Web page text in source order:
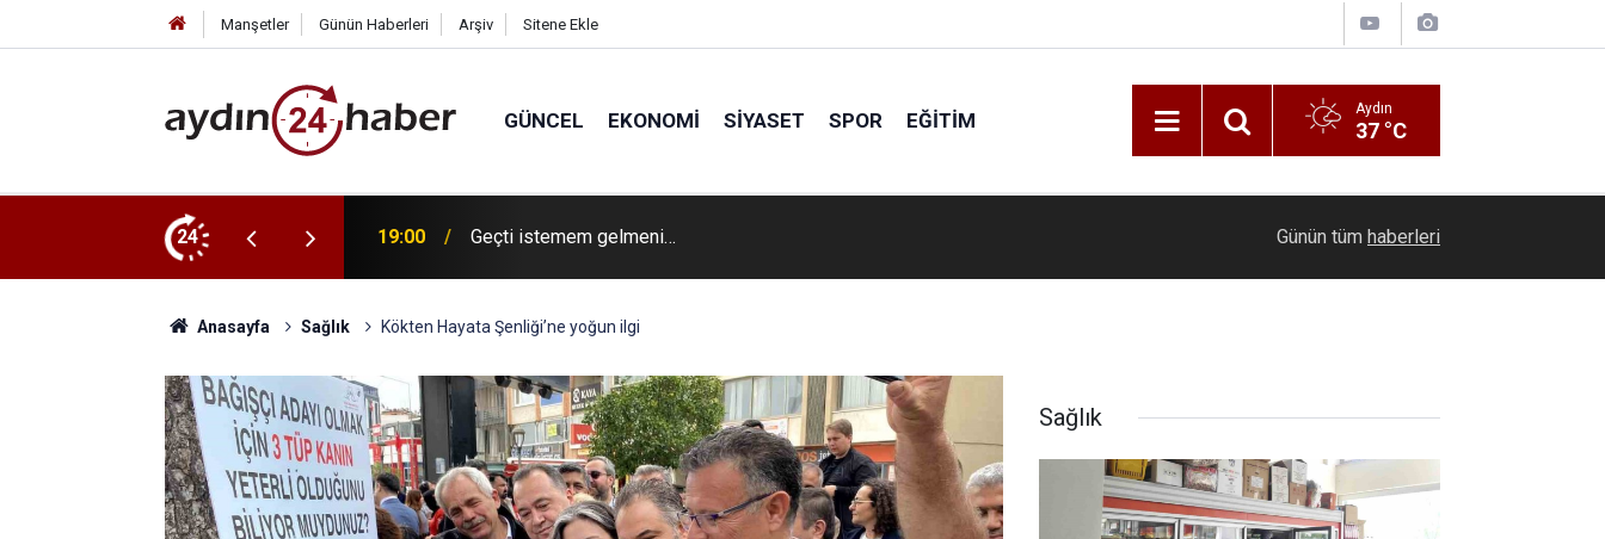
Manşetler Günün Haberleri Arşiv Sitene Ekle
GÜNCEL EKONOMI SIYASET SPOR EĞITIM Aydın
37 °C
24 17:46 Çameli Festivalinde Songül Karlı rüzgarı Geri dönüşüm kutusunda kaynak yaparken
Günün tüm haberleri
Anasayfa Sağlık Kökten Hayata Şenliği’ne yoğun ilgi
Sağlık